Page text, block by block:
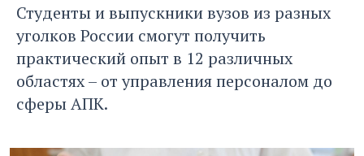
Студенты и выпускники вузов из разных
уголков России смогут получить
практический опыт в 12 различных
областях – от управления персоналом до
сферы АПК.